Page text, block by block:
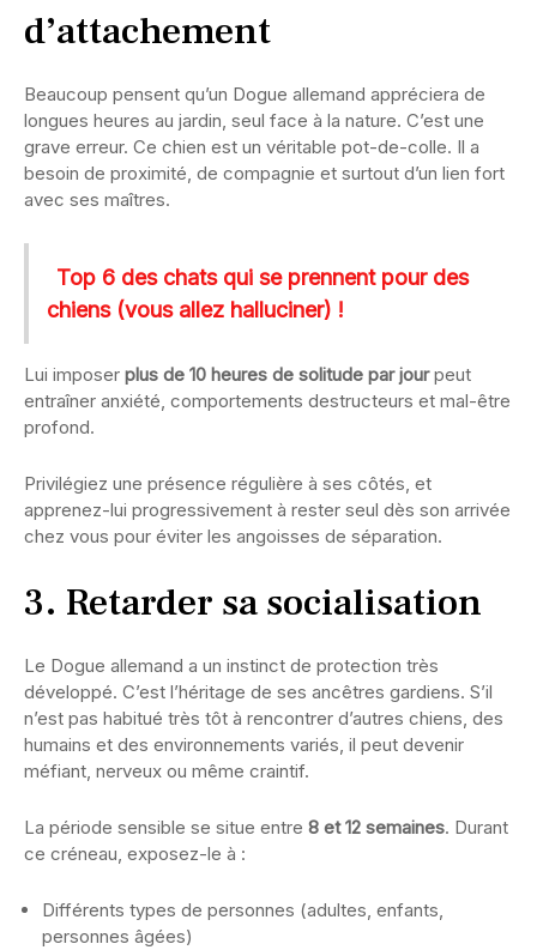
d’attachement
Beaucoup pensent qu’un Dogue allemand appréciera de
longues heures au jardin, seul face à la nature. C’est une
grave erreur. Ce chien est un véritable pot-de-colle. Il a
besoin de proximité, de compagnie et surtout d’un lien fort
avec ses maîtres.
Top 6 des chats qui se prennent pour des
chiens (vous allez halluciner) !
Lui imposer plus de 10 heures de solitude par jourpeut
entraîner anxiété, comportements destructeurs et mal-être
profond.
Privilégiez une présence régulière à ses côtés, et
apprenez-lui progressivement à rester seul dès son arrivée
chez vous pour éviter les angoisses de séparation.
3. Retarder sa socialisation
Le Dogue allemand a un instinct de protection très
développé. C’est l’héritage de ses ancêtres gardiens. S’il
n’est pas habitué très tôt à rencontrer d’autres chiens, des
humains et des environnements variés, il peut devenir
méfiant, nerveux ou même craintif.
La période sensible se situe entre 8 et 12 semaines. Durant
ce créneau, exposez-le à :
Différents types de personnes (adultes, enfants,
personnes âgées)